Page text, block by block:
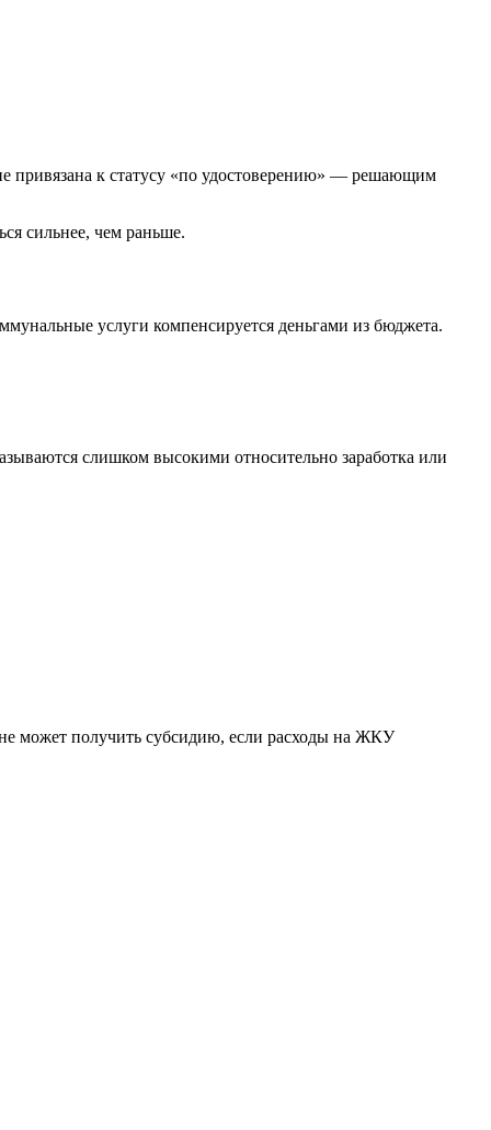
привязана к статусу «по удостоверению» — решающим
сильнее, чем раньше.
услуги компенсируется деньгами из бюджета.
слишком высокими относительно заработка или
может получить субсидию, если расходы на ЖКУ